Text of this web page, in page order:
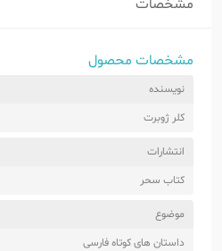
مشخصات
مشخصات محصول
نویسنده
کلر ژوبرت
انتشارات
کتاب سحر
موضوع
داستان های کوتاه فارسی